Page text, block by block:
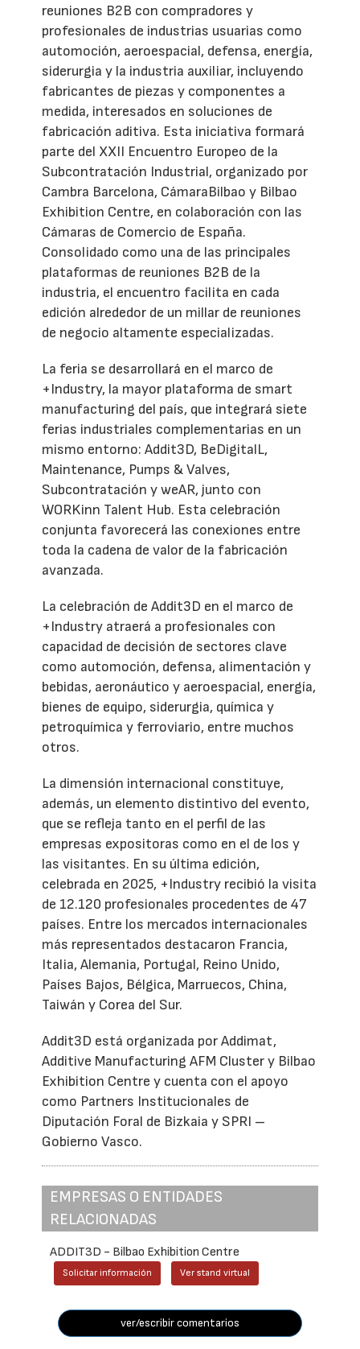
reuniones B2B con compradores y
profesionales de industrias usuarias como
automoción, aeroespacial, defensa, energía,
siderurgia y la industria auxiliar, incluyendo
fabricantes de piezas y componentes a
medida, interesados en soluciones de
fabricación aditiva. Esta iniciativa formará
parte del XXII Encuentro Europeo de la
Subcontratación Industrial, organizado por
Cambra Barcelona, CámaraBilbao y Bilbao
Exhibition Centre, en colaboración con las
Cámaras de Comercio de España.
Consolidado como una de las principales
plataformas de reuniones B2B de la
industria, el encuentro facilita en cada
edición alrededor de un millar de reuniones
de negocio altamente especializadas.
La feria se desarrollará en el marco de
+Industry, la mayor plataforma de smart
manufacturing del país, que integrará siete
ferias industriales complementarias en un
mismo entorno: Addit3D, BeDigitalL,
Maintenance, Pumps & Valves,
Subcontratación y weAR, junto con
WORKinn Talent Hub. Esta celebración
conjunta favorecerá las conexiones entre
toda la cadena de valor de la fabricación
avanzada.
La celebración de Addit3D en el marco de
+Industry atraerá a profesionales con
capacidad de decisión de sectores clave
como automoción, defensa, alimentación y
bebidas, aeronáutico y aeroespacial, energía,
bienes de equipo, siderurgia, química y
petroquímica y ferroviario, entre muchos
otros.
La dimensión internacional constituye,
además, un elemento distintivo del evento,
que se refleja tanto en el perfil de las
empresas expositoras como en el de los y
las visitantes. En su última edición,
celebrada en 2025, +Industry recibió la visita
de 12.120 profesionales procedentes de 47
países. Entre los mercados internacionales
más representados destacaron Francia,
Italia, Alemania, Portugal, Reino Unido,
Países Bajos, Bélgica, Marruecos, China,
Taiwán y Corea del Sur.
Addit3D está organizada por Addimat,
Additive Manufacturing AFM Cluster y Bilbao
Exhibition Centre y cuenta con el apoyo
como Partners Institucionales de
Diputación Foral de Bizkaia y SPRI –
Gobierno Vasco.
EMPRESAS O ENTIDADES
RELACIONADAS
ADDIT3D - Bilbao Exhibition Centre
Solicitar información Ver stand virtual
ver/escribir comentarios